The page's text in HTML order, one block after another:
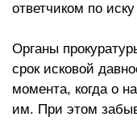
ответчиком по
Органы
срок исковой
момента, когда о
им. При этом